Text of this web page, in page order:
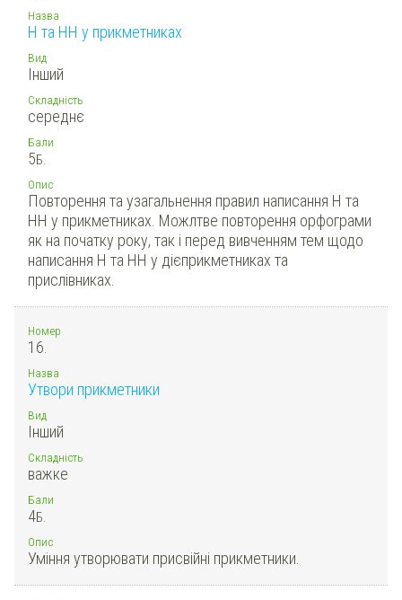
Назва
Н та НН у прикметниках
Вид
Інший
Складність
середнє
Бали
5Б.
Опис
Повторення та узагальнення правил написання Н та
НН у прикметниках. Можлтве повторення орфограми
як на початку року, так і перед вивченням тем щодо
написання Н та НН у дієприкметниках та
прислівниках.
Номер
16.
Назва
Утвори прикметники
Вид
Інший
Складність
важке
Бали
4Б.
Опис
Уміння утворювати присвійні прикметники.